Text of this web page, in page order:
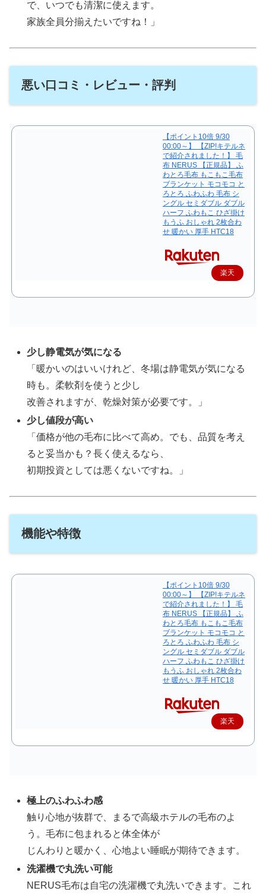
で、いつでも清潔に使えます。
家族全員分揃えたいですね！」
悪い口コミ・レビュー・評判
【ポイント10倍 9/30
00:00～】 【ZIP!キテルネ
で紹介されました！】 毛
布 NERUS 【正規品】 ふ
わとろ毛布 もこもこ毛布
ブランケット モコモコ と
ろとろ ふわふわ 毛布 シ
ングル セミダブル ダブル
ハーフ ふわもこ ひざ掛け
もうふ おしゃれ 2枚合わ
せ 暖かい 厚手 HTC18
楽天
少し静電気が気になる
「暖かいのはいいけれど、冬場は静電気が気になる
時も。柔軟剤を使うと少し
改善されますが、乾燥対策が必要です。」
少し値段が高い
「価格が他の毛布に比べて高め。でも、品質を考え
ると妥当かも？長く使えるなら、
初期投資としては悪くないですね。」
機能や特徴
【ポイント10倍 9/30
00:00～】 【ZIP!キテルネ
で紹介されました！】 毛
布 NERUS 【正規品】 ふ
わとろ毛布 もこもこ毛布
ブランケット モコモコ と
ろとろ ふわふわ 毛布 シ
ングル セミダブル ダブル
ハーフ ふわもこ ひざ掛け
もうふ おしゃれ 2枚合わ
せ 暖かい 厚手 HTC18
楽天
極上のふわふわ感
触り心地が抜群で、まるで高級ホテルの毛布のよ
う。毛布に包まれると体全体が
じんわりと暖かく、心地よい睡眠が期待できます。
洗濯機で丸洗い可能
NERUS毛布は自宅の洗濯機で丸洗いできます。これ